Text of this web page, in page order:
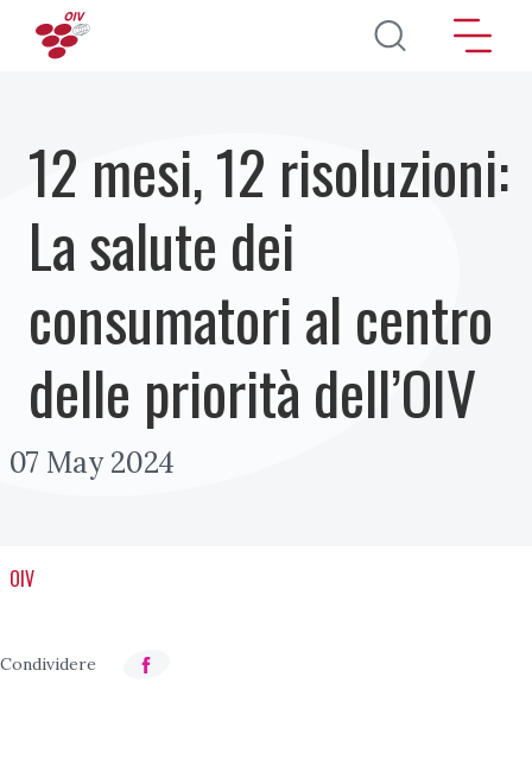
Salta al contenuto principale
12 mesi, 12 risoluzioni:
La salute dei
consumatori al centro
delle priorità dell’OIV
07 May 2024
OIV